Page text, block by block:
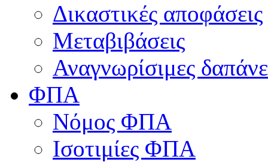
Δικαστικές αποφάσεις
Μεταβιβάσεις
Αναγνωρίσιμες
ΦΠΑ
Νόμος ΦΠΑ
Ισοτιμίες ΦΠΑ